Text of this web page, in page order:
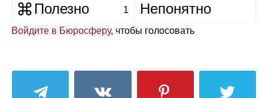
Полезно 1 Непонятно
Войдите в Бюросферу, чтобы голосовать